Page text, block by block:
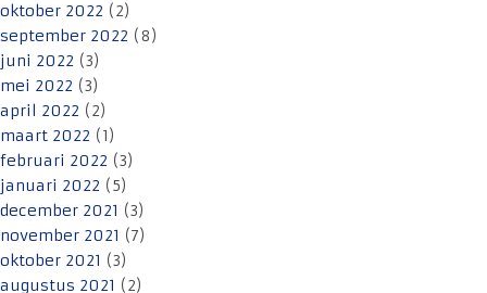
oktober 2022 (2)
september 2022 (8)
juni 2022 (3)
mei 2022 (3)
april 2022 (2)
maart 2022 (1)
februari 2022 (3)
januari 2022 (5)
december 2021 (3)
november 2021 (7)
oktober 2021 (3)
augustus 2021 (2)